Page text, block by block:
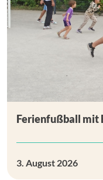
Ferienfußball mit
3. August 2026